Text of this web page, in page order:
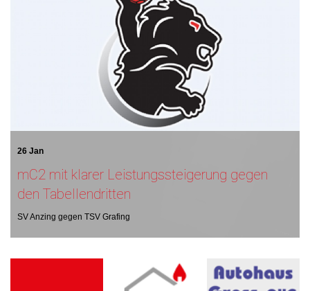
26 Jan
mC2 mit klarer Leistungssteigerung gegen
den Tabellendritten
SV Anzing gegen TSV Grafing